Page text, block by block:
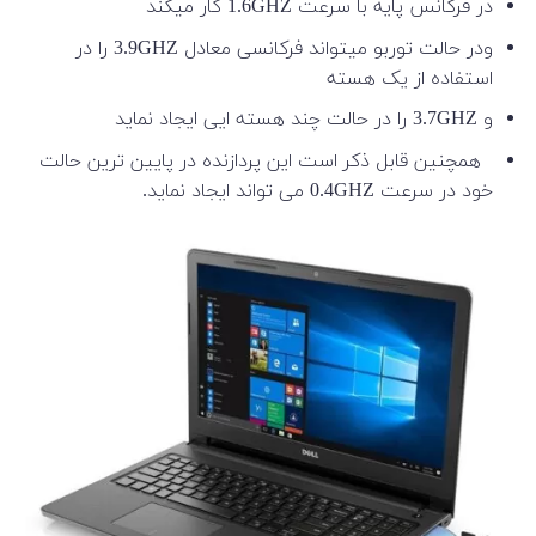
در فرکانس پایه با سرعت 1.6GHZ کار میکند
ودر حالت توربو میتواند فرکانسی معادل 3.9GHZ را در
استفاده از یک هسته
و 3.7GHZ را در حالت چند هسته ایی ایجاد نماید
همچنین قابل ذکر است این پردازنده در پایین ترین حالت
خود در سرعت 0.4GHZ می تواند ایجاد نماید.